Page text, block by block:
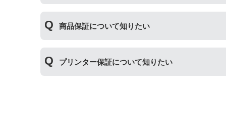
た、保管の際は直射日光の当たらない冷暗所で
商品保証について知りたい
保証期間：ご購入日から１年間
トラブルが発生した際、サポートスタッフにご
・商品を返送する前に必ず当店までご連絡をい
プリンター保証について知りたい
当店のインクが原因でトラブルが発生し、サポ